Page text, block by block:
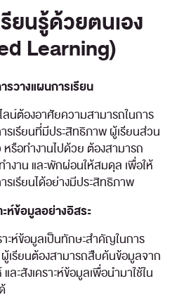
ยนรู้ด้วยตนเอง
Learning)
รวางแผนการเรียน
น์ต้องอาศัยความสามารถในการ
รเรียนที่มีประสิทธิภาพ ผู้เรียนส่วน
รือทำงานไปด้วย ต้องสามารถ
ำงาน และพักผ่อนให้สมดุล เพื่อให้
เรียนได้อย่างมีประสิทธิภาพ
ห์ข้อมูลอย่างอิสระ
ะห์ข้อมูลเป็นทักษะสำคัญในการ
เรียนต้องสามารถสืบค้นข้อมูลจาก
ละสังเคราะห์ข้อมูลเพื่อนำมาใช้ใน